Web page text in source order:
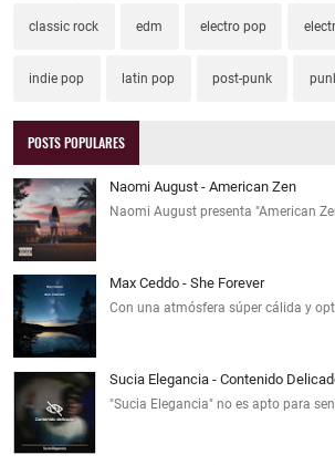
classic rock edm electro pop
indie pop latin pop post-punk
POSTS POPULARES
Naomi August - American Zen
Naomi August presenta "American
Max Ceddo - She Forever
Con una atmósfera súper cálida y
Sucia Elegancia - Contenido
"Sucia Elegancia" no es apto para